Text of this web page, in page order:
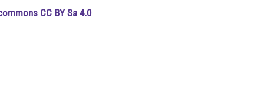
CC BY Sa 4.0